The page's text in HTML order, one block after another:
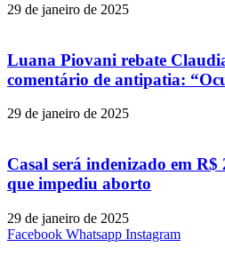
29 de janeiro de 2025
Luana Piovani rebate
comentário de antipatia:
29 de janeiro de 2025
Casal será indenizado em
que impediu aborto
29 de janeiro de 2025
Facebook Whatsapp Instagram